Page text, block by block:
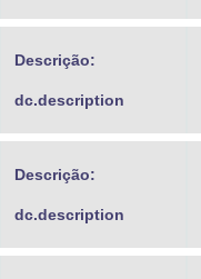
Descrição:
dc.description
Descrição:
dc.description